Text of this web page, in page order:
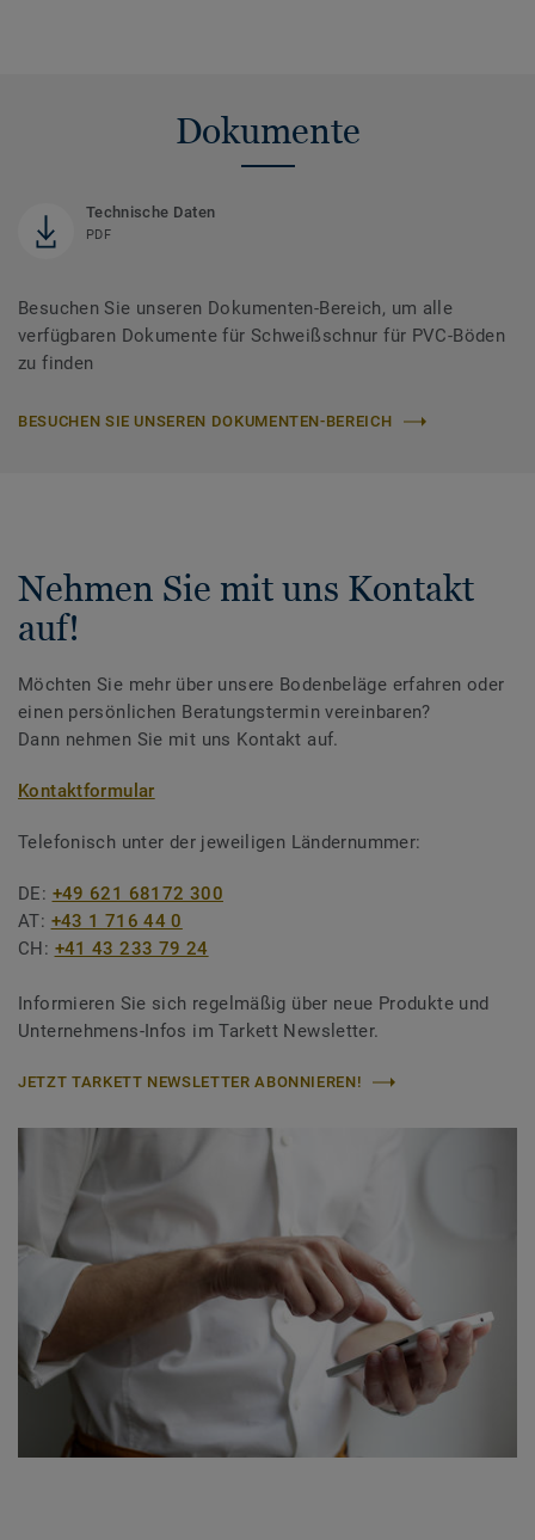
Dokumente
Technische Daten
PDF
Besuchen Sie unseren Dokumenten-Bereich, um alle
verfügbaren Dokumente für Schweißschnur für PVC-Böden
zu finden
BESUCHEN SIE UNSEREN DOKUMENTEN-BEREICH
Nehmen Sie mit uns Kontakt
auf!
Möchten Sie mehr über unsere Bodenbeläge erfahren oder
einen persönlichen Beratungstermin vereinbaren?
Dann nehmen Sie mit uns Kontakt auf.
Kontaktformular
Telefonisch unter der jeweiligen Ländernummer:
DE: +49 621 68172 300
AT: +43 1 716 44 0
CH: +41 43 233 79 24
Informieren Sie sich regelmäßig über neue Produkte und
Unternehmens-Infos im Tarkett Newsletter.
JETZT TARKETT NEWSLETTER ABONNIEREN!